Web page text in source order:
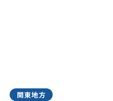
関東地方